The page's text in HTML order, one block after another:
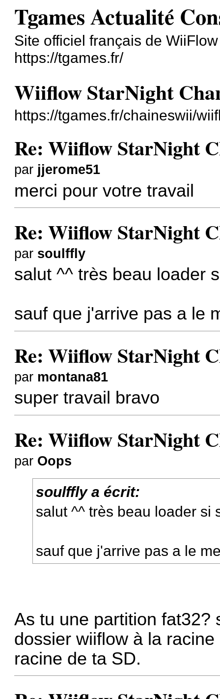
Tgames Actualité
Site officiel français de
https://tgames.fr/
Wiiflow StarNight
https://tgames.fr/chaineswii/
Re: Wiiflow StarNight
par jjerome51
merci pour votre travail
Re: Wiiflow StarNight
par soulffly
salut ^^ très beau loader
sauf que j'arrive pas a le
Re: Wiiflow StarNight
par montana81
super travail bravo
Re: Wiiflow StarNight
par Oops
soulffly a écrit:
salut ^^ très beau loader si
sauf que j'arrive pas a le
As tu une partition fat32?
dossier wiiflow à la
racine de ta SD.